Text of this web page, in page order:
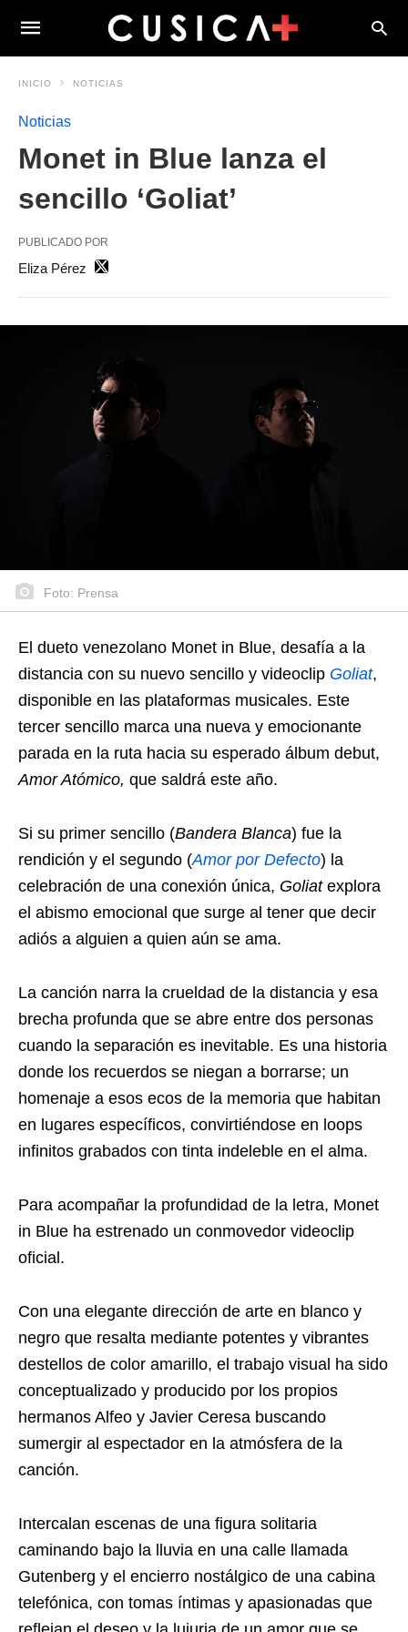
INICIO NOTICIAS
Noticias
Monet in Blue lanza el
sencillo ‘Goliat’
PUBLICADO POR
Eliza Pérez
Foto: Prensa
El dueto venezolano Monet in Blue, desafía a la
distancia con su nuevo sencillo y videoclip Goliat,
disponible en las plataformas musicales. Este
tercer sencillo marca una nueva y emocionante
parada en la ruta hacia su esperado álbum debut,
Amor Atómico, que saldrá este año.
Si su primer sencillo (Bandera Blanca) fue la
rendición y el segundo (Amor por Defecto) la
celebración de una conexión única, Goliat explora
el abismo emocional que surge al tener que decir
adiós a alguien a quien aún se ama.
La canción narra la crueldad de la distancia y esa
brecha profunda que se abre entre dos personas
cuando la separación es inevitable. Es una historia
donde los recuerdos se niegan a borrarse; un
homenaje a esos ecos de la memoria que habitan
en lugares específicos, convirtiéndose en loops
infinitos grabados con tinta indeleble en el alma.
Para acompañar la profundidad de la letra, Monet
in Blue ha estrenado un conmovedor videoclip
oficial.
Con una elegante dirección de arte en blanco y
negro que resalta mediante potentes y vibrantes
destellos de color amarillo, el trabajo visual ha sido
conceptualizado y producido por los propios
hermanos Alfeo y Javier Ceresa buscando
sumergir al espectador en la atmósfera de la
canción.
Intercalan escenas de una figura solitaria
caminando bajo la lluvia en una calle llamada
Gutenberg y el encierro nostálgico de una cabina
telefónica, con tomas íntimas y apasionadas que